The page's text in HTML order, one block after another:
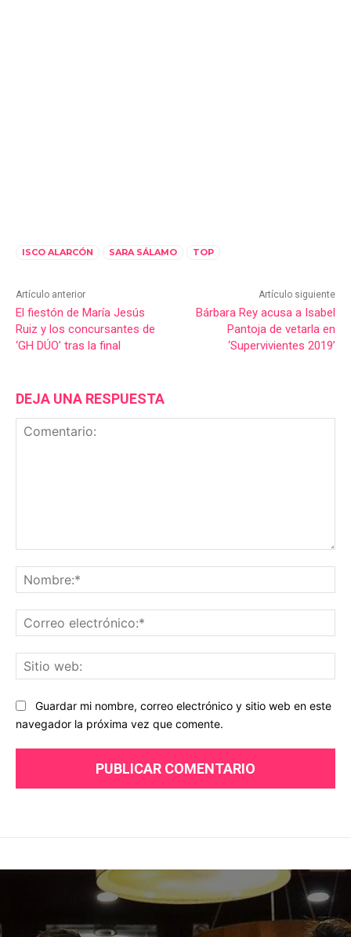
ISCO ALARCÓN SARA SÁLAMO TOP
Artículo anterior
El fiestón de María Jesús
Ruiz y los concursantes de
‘GH DÚO’ tras la final
Artículo siguiente
Bárbara Rey acusa a Isabel
Pantoja de vetarla en
‘Supervivientes 2019’
DEJA UNA RESPUESTA
Guardar mi nombre, correo electrónico y sitio web en este
navegador la próxima vez que comente.